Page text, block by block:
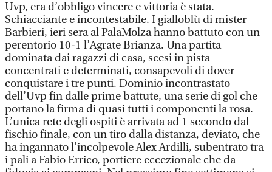
Uvp, era d’obbligo vincere e vittoria è stata.
Schiacciante e incontestabile. I gialloblù di mister
Barbieri, ieri sera al PalaMolza hanno battuto con un
perentorio 10-1 l’Agrate Brianza. Una partita
dominata dai ragazzi di casa, scesi in pista
concentrati e determinati, consapevoli di dover
conquistare i tre punti. Dominio incontrastato
dell’Uvp fin dalle prime battute, una serie di gol che
portano la firma di quasi tutti i componenti la rosa.
L’unica rete degli ospiti è arrivata ad 1 secondo dal
fischio finale, con un tiro dalla distanza, deviato, che
ha ingannato l’incolpevole Alex Ardilli, subentrato tra
i pali a Fabio Errico, portiere eccezionale che da